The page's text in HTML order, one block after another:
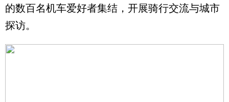
的数百名机车爱好者集结，开展骑行交流与城市
探访。